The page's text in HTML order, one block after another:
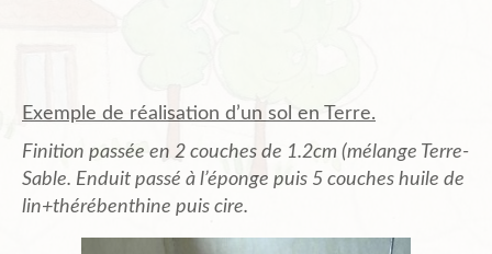
Exemple de réalisation d’un sol en Terre.
Finition passée en 2 couches de 1.2cm (mélange Terre-
Sable. Enduit passé à l’éponge puis 5 couches huile de
lin+thérébenthine puis cire.